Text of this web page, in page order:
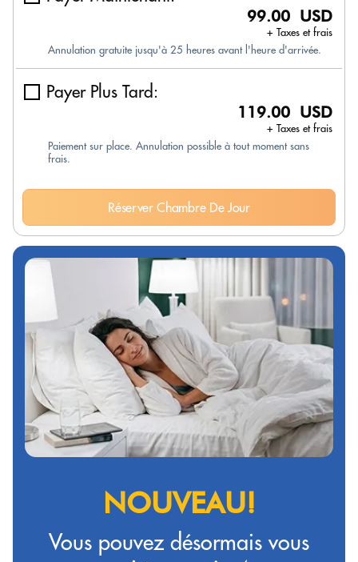
99.00 USD
+ Taxes et frais
Annulation gratuite jusqu'à 25 heures avant l'heure d'arrivée.
Payer Plus Tard:
119.00 USD
+ Taxes et frais
Paiement sur place. Annulation possible à tout moment sans
frais.
Réserver Chambre De Jour
NOUVEAU!
Vous pouvez désormais vous